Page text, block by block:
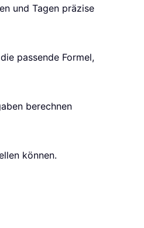
und Tagen präzise
passende Formel,
berechnen
können.